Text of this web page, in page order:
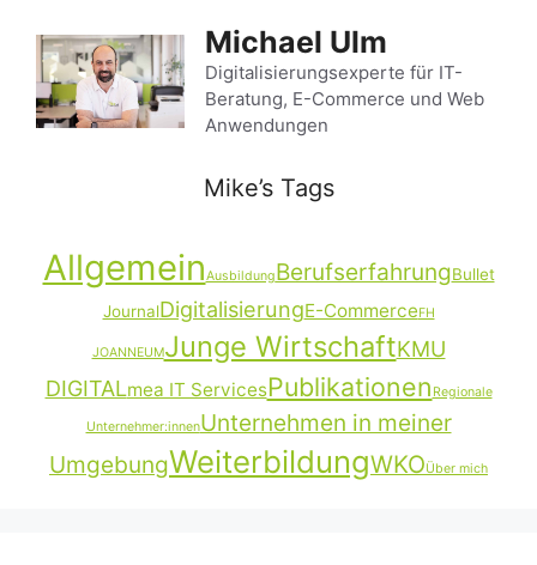
Inhalt
springen
Michael Ulm
Digitalisierungsexperte für IT-
Beratung, E-Commerce und Web
Anwendungen
Mike’s Tags
AllgemeinAusbildungBerufserfahrungBullet
JournalDigitalisierungE-CommerceFH
JOANNEUMJunge WirtschaftKMU
DIGITALmea IT ServicesPublikationen Regionale
Unternehmer:innenUnternehmen in meiner
UmgebungWeiterbildungWKOÜber mich